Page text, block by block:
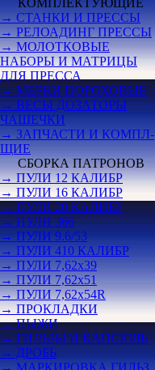
КОМПЛЕКТУЮЩИЕ
→ СТАНКИ И ПРЕССЫ
→ РЕЛОАДИНГ ПРЕССЫ
→ МОЛОТКОВЫЕ
НАБОРЫ И МАТРИЦЫ
ДЛЯ ПРЕССА
→ МЕРКИ ПОРОХОВЫЕ
→ ВЕСЫ ДОЗАТОРЫ
ЧАШЕЧКИ
→ ЗАПЧАСТИ И КОМПЛ-
ЩИЕ
СБОРКА ПАТРОНОВ
→ ПУЛИ 12 КАЛИБР
→ ПУЛИ 16 КАЛИБР
→ ПУЛИ 20 КАЛИБР
→ ПУЛИ 366
→ ПУЛИ 9.6/53
→ ПУЛИ 410 КАЛИБР
→ ПУЛИ 7,62х39
→ ПУЛИ 7,62х51
→ ПУЛИ 7,62х54R
→ ПРОКЛАДКИ
→ ПЫЖИ
→ ГИЛЬЗЫ И КАПСЮЛЬ
→ ДРОБЬ
→ МАРКИРОВКА ГИЛЬЗ